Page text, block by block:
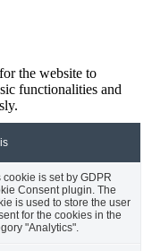
the website to
functionalities and
cookie is set by GDPR
Consent plugin. The
is used to store the user
for the cookies in the
"Analytics".